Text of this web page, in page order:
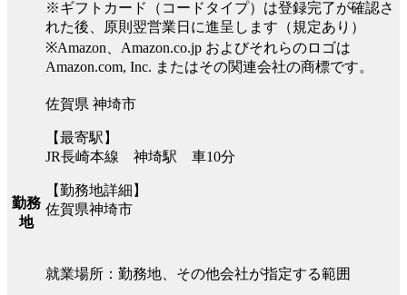
※ギフトカード（コードタイプ）は登録完了が確認さ
れた後、原則翌営業日に進呈します（規定あり）
※Amazon、Amazon.co.jp およびそれらのロゴは
Amazon.com, Inc. またはその関連会社の商標です。
勤務
地
佐賀県 神埼市
【最寄駅】
JR長崎本線 神埼駅 車10分
【勤務地詳細】
佐賀県神埼市
就業場所：勤務地、その他会社が指定する範囲